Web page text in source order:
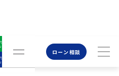
ローン相談